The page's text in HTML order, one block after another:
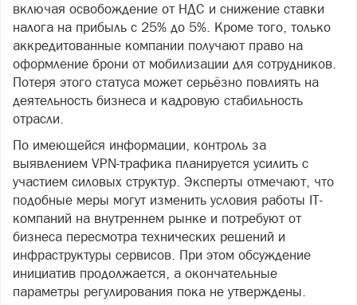
включая освобождение от НДС и снижение ставки
налога на прибыль с 25% до 5%. Кроме того, только
аккредитованные компании получают право на
оформление брони от мобилизации для сотрудников.
Потеря этого статуса может серьёзно повлиять на
деятельность бизнеса и кадровую стабильность
отрасли.
По имеющейся информации, контроль за
выявлением VPN-трафика планируется усилить с
участием силовых структур. Эксперты отмечают, что
подобные меры могут изменить условия работы IT-
компаний на внутреннем рынке и потребуют от
бизнеса пересмотра технических решений и
инфраструктуры сервисов. При этом обсуждение
инициатив продолжается, а окончательные
параметры регулирования пока не утверждены.